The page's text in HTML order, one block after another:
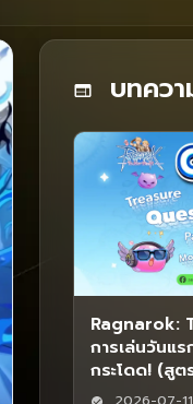
บทคว
Ragnarok:
การเล่นวันแร
กระโดด! (สู